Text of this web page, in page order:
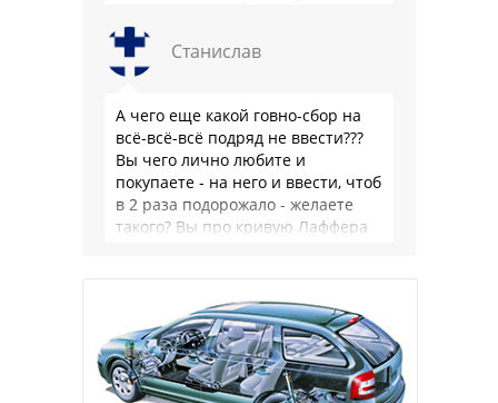
Станислав
А чего еще какой говно-сбор на
всё-всё-всё подряд не ввести???
Вы чего лично любите и
покупаете - на него и ввести, чтоб
в 2 раза подорожало - желаете
такого? Вы про кривую Лаффера